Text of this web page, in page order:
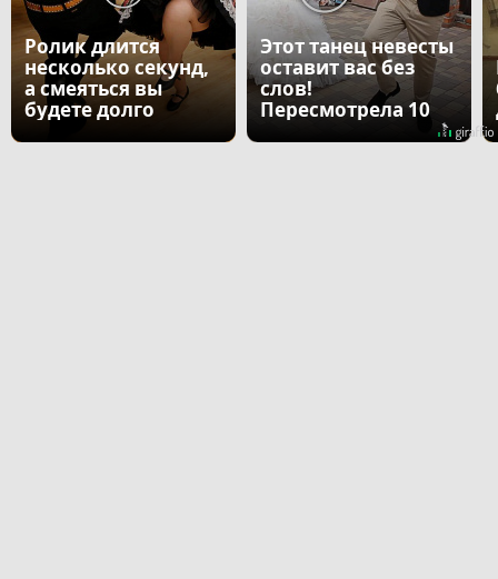
Ролик длится
несколько секунд,
а смеяться вы
будете долго
Этот танец невесты
оставит вас без
слов!
Пересмотрела 10